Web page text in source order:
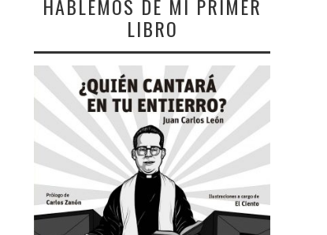
HABLEMOS DE MI PRIMER
LIBRO